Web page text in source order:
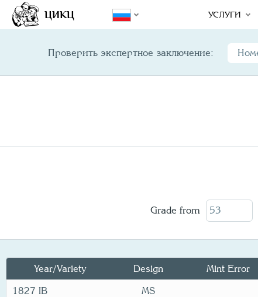
ЦИКЦ УСЛУГИ
Проверить экспертное заключение:
Grade from
Year/Variety Design Mint Error
Year/Variety Design Mint Error
1827 IB
MS